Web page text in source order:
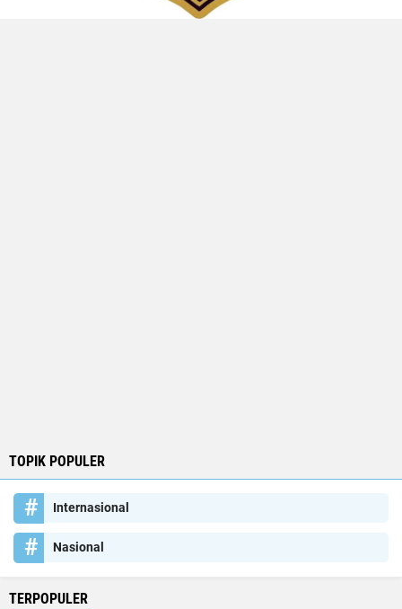
TOPIK POPULER
Internasional
Nasional
TERPOPULER